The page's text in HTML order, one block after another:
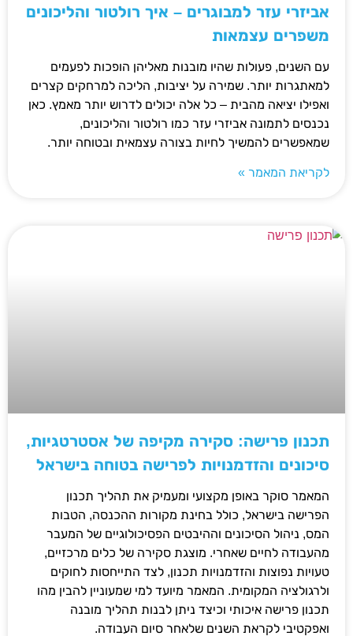
אביזרי עזר למבוגרים – איך רולטור והליכונים
משפרים עצמאות
עם השנים, פעולות שהיו מובנות מאליהן הופכות לפעמים
למאתגרות יותר. שמירה על יציבות, הליכה למרחקים קצרים
ואפילו יציאה מהבית – כל אלה יכולים לדרוש יותר מאמץ. כאן
נכנסים לתמונה אביזרי עזר כמו רולטור והליכונים,
שמאפשרים להמשיך לחיות בצורה עצמאית ובטוחה יותר.
לקריאת המאמר »
תכנון פרישה: סקירה מקיפה של אסטרטגיות,
סיכונים והזדמנויות לפרישה בטוחה בישראל
המאמר סוקר באופן מקצועי ומעמיק את תהליך תכנון
הפרישה בישראל, כולל בחינת מקורות ההכנסה, הטבות
המס, ניהול הסיכונים וההיבטים הפסיכולוגיים של המעבר
מהעבודה לחיים שאחרי. מוצגת סקירה של כלים מרכזיים,
טעויות נפוצות והזדמנויות תכנון, לצד התייחסות לחוקים
ולרגולציה המקומית. המאמר מיועד למי שמעוניין להבין מהו
תכנון פרישה איכותי וכיצד ניתן לבנות תהליך מובנה
ואפקטיבי לקראת השנים שלאחר סיום העבודה.